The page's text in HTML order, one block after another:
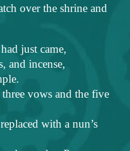
over the shrine and
just came,
and incense,
vows and the five
with a nun’s